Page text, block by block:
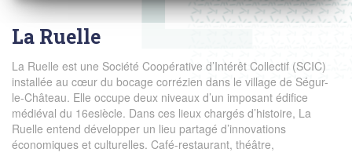
La Ruelle
La Ruelle est une Société Coopérative d’Intérêt Collectif (SCIC)
installée au cœur du bocage corrézien dans le village de Ségur-
le-Château. Elle occupe deux niveaux d’un imposant édifice
médiéval du 16esiècle. Dans ces lieux chargés d’histoire, La
Ruelle entend développer un lieu partagé d’innovations
économiques et culturelles. Café-restaurant, théâtre,